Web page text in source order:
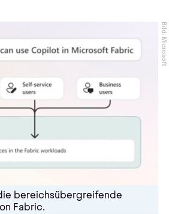
bereichsübergreifende
Fabric.
Bild: Microsoft